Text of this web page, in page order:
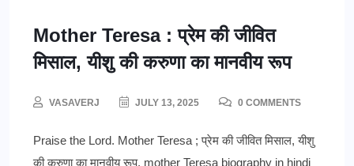
Mother Teresa : प्रेम की जीवित
मिसाल, यीशु की करुणा का मानवीय रूप
VASAVERJ JULY 13, 2025 0 COMMENTS
Praise the Lord. Mother Teresa ; प्रेम की जीवित मिसाल, यीशु
की करुणा का मानवीय रूप, mother Teresa biography in hindi